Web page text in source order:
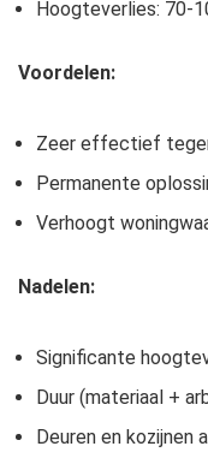
Hoogteverlies: 70-
Voordelen:
Zeer effectief
Permanente
Verhoogt
Nadelen:
Significante
Duur (materiaal +
Deuren en kozijnen